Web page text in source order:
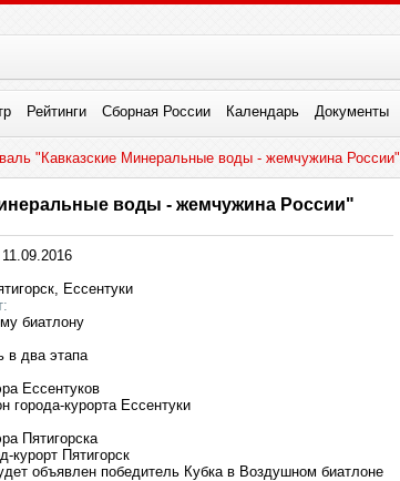
Рейтинги Сборная России Календарь Документы
"Кавказские Минеральные воды - жемчужина России"
воды - жемчужина России"
Ессентуки
биатлону
в два этапа
Ессентуков
города-курорта Ессентуки
Пятигорска
курорт Пятигорск
объявлен победитель Кубка в Воздушном биатлоне